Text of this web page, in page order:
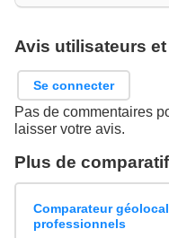
Avis utilisateurs
Se connecter
Pas de commentaires
laisser votre avis.
Plus de
Comparateur
professionnels